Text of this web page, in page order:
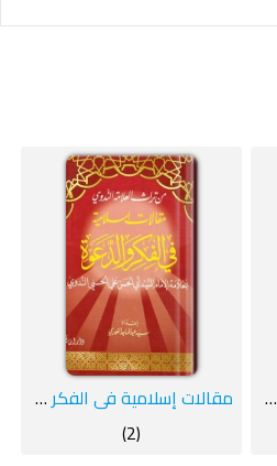
مقالات إسلامية في الفكر والدعوة- ج1
مقالات إسلامية في الفكر والدعوة -ج2
(2)